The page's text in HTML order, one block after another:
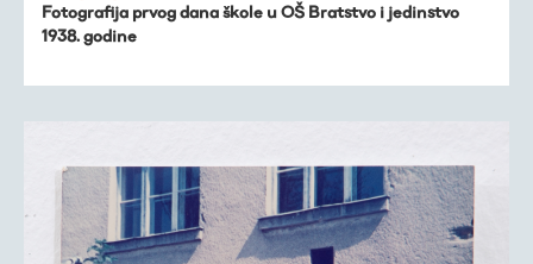
Fotografija prvog dana škole u OŠ Bratstvo i jedinstvo
1938. godine